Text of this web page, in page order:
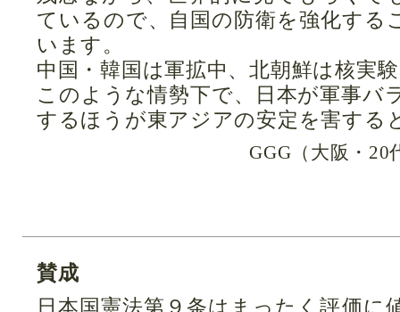
ているので、自国の防衛を強化する
います。
中国・韓国は軍拡中、北朝鮮は核実
このような情勢下で、日本が軍事バ
するほうが東アジアの安定を害する
GGG（大阪・20
賛成
日本国憲法第９条はまったく評価に